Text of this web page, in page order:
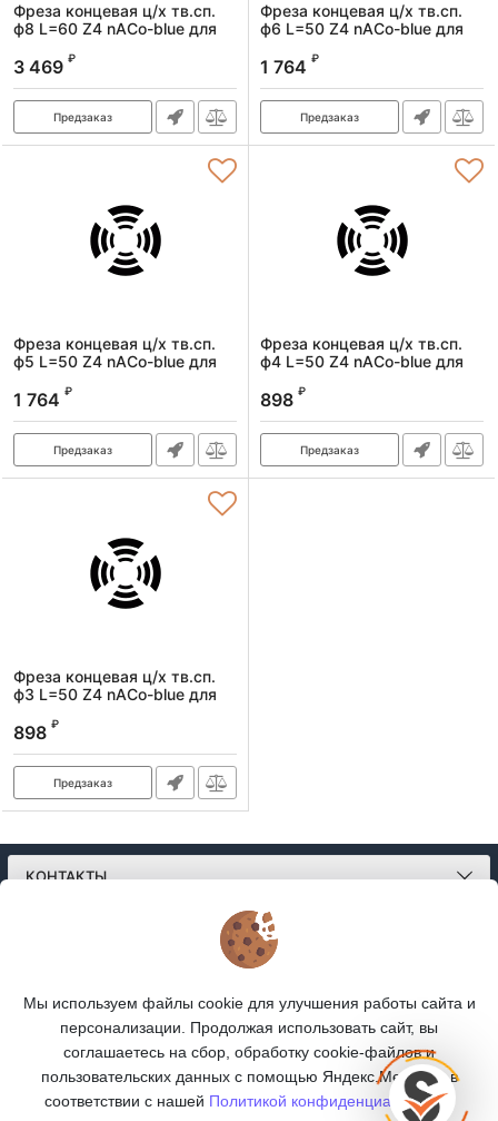
Фреза концевая ц/х тв.сп.
ф8 L=60 Z4 nACo-blue для
Артикул:
3 469 ₽
Предзаказ
Фреза концевая ц/х тв.сп.
ф6 L=50 Z4 nACo-blue для
Артикул:
1 764 ₽
Предзаказ
Фреза концевая ц/х тв.сп.
ф5 L=50 Z4 nACo-blue для
Артикул:
1 764 ₽
Предзаказ
Фреза концевая ц/х тв.сп.
ф4 L=50 Z4 nACo-blue для
Артикул:
898 ₽
Предзаказ
Фреза концевая ц/х тв.сп.
ф3 L=50 Z4 nACo-blue для
Артикул:
898 ₽
Предзаказ
КОНТАКТЫ
ПОДПИСКА
Мы используем файлы cookie для улучшения работы сайта и
персонализации. Продолжая использовать сайт, вы
соглашаетесь на сбор, обработку cookie-файлов и
пользовательских данных с помощью Яндекс.Метрика, в
соответствии с нашей Политикой конфиденциальности.